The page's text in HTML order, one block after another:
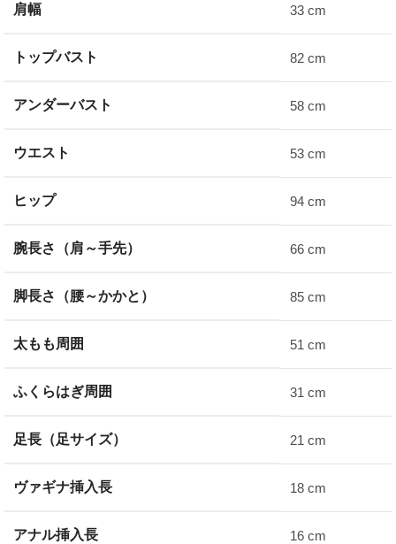
肩幅 33 cm
トップバスト 82 cm
アンダーバスト 58 cm
ウエスト 53 cm
ヒップ 94 cm
腕長さ（肩～手先） 66 cm
脚長さ（腰～かかと） 85 cm
太もも周囲 51 cm
ふくらはぎ周囲 31 cm
足長（足サイズ） 21 cm
ヴァギナ挿入長 18 cm
アナル挿入長 16 cm